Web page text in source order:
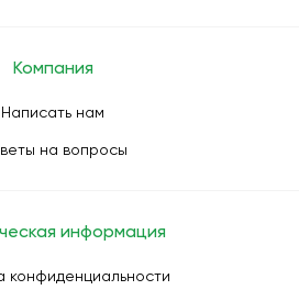
Компания
Написать нам
на вопросы
информация
конфиденциальности